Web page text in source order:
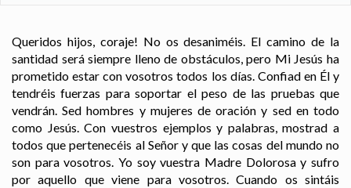
Queridos hijos, coraje! No os desaniméis. El camino de la
santidad será siempre lleno de obstáculos, pero Mi Jesús ha
prometido estar con vosotros todos los días. Confiad en Él y
tendréis fuerzas para soportar el peso de las pruebas que
vendrán. Sed hombres y mujeres de oración y sed en todo
como Jesús. Con vuestros ejemplos y palabras, mostrad a
todos que pertenecéis al Señor y que las cosas del mundo no
son para vosotros. Yo soy vuestra Madre Dolorosa y sufro
por aquello que viene para vosotros. Cuando os sintáis